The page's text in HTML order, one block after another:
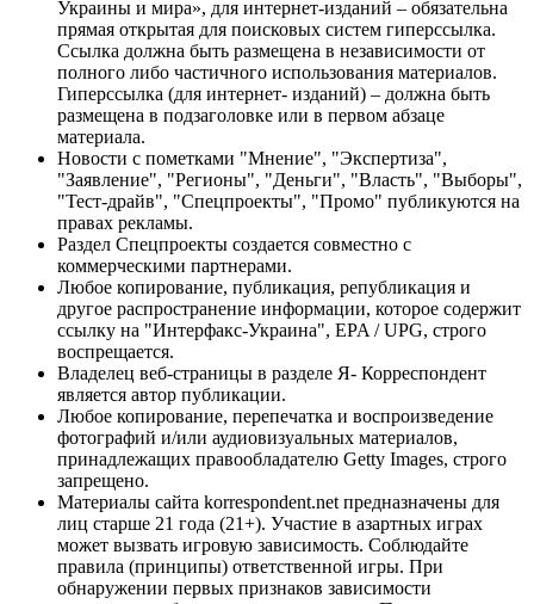
Украины и мира», для интернет-изданий – обязательна
прямая открытая для поисковых систем гиперссылка.
Ссылка должна быть размещена в независимости от
полного либо частичного использования материалов.
Гиперссылка (для интернет- изданий) – должна быть
размещена в подзаголовке или в первом абзаце
материала.
Новости с пометками "Мнение", "Экспертиза",
"Заявление", "Регионы", "Деньги", "Власть", "Выборы",
"Тест-драйв", "Спецпроекты", "Промо" публикуются на
правах рекламы.
Раздел Спецпроекты создается совместно с
коммерческими партнерами.
Любое копирование, публикация, републикация и
другое распространение информации, которое содержит
ссылку на "Интерфакс-Украина", EPA / UPG, строго
воспрещается.
Владелец веб-страницы в разделе Я- Корреспондент
является автор публикации.
Любое копирование, перепечатка и воспроизведение
фотографий и/или аудиовизуальных материалов,
принадлежащих правообладателю Getty Images, строго
запрещено.
Материалы сайта korrespondent.net предназначены для
лиц старше 21 года (21+). Участие в азартных играх
может вызвать игровую зависимость. Соблюдайте
правила (принципы) ответственной игры. При
обнаружении первых признаков зависимости